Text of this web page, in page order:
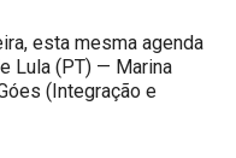
esta mesma agenda
Lula (PT) — Marina
(Integração e